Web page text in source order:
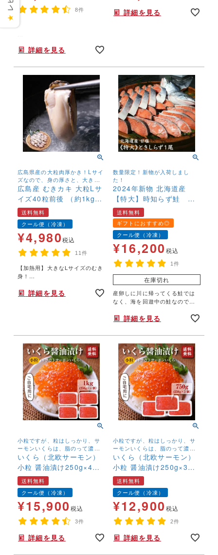
8件
詳細を見る
詳細を見る
広島県産の大粒肉厚かき！Lサイ
ズなので、身の厚さと、大きさ
が自慢！
広島産 むきカキ 大粒Lサ
イズ40粒前後 （約1kg）
送料無料 加熱用 牡蠣
かき カキ
送料無料
クール便（冷凍）
¥4,980税込
11件
【加熱用】大きなLサイズのむき
身！
分！詳細を見る
数量限定！新物が入荷しまし
た！
2024年新物 北海道産
【特大】時知らず鮭 １
尾 約2.5kg さけ サケ
冷凍便 ときしらず ト
キシラズ 時不知 高級
鮭 塩鮭 新巻鮭【送料無
料】
送料無料
ギフトにおすすめ◎
クール便（冷凍）
¥16,200 税込
1件
在庫切れ
産卵しに川に帰ってくる鮭では
なく、海を回遊中の鮭なので、
っと口の中でとろける美味しさ
ニエルに。
詳細を見る
小粒ですが、粒はしっかり、サ
ーモンいくらは、脂のって濃厚
な味わい 北欧サーモンの鮮度抜
群のいくらです
いくら（北欧サーモン）
小粒 醤油漬け250g×4個
(1kg) 【送料無料】
送料無料
クール便（冷凍）
¥15,900 税込
3件
詳細を見る
小粒ですが、粒はしっかり、サ
ーモンいくらは、脂のって濃厚
な味わい 北欧サーモンの鮮度抜
群のいくらです
いくら（北欧サーモン）
小粒 醤油漬け250g×3個
(750g) 【送料無料】
送料無料
クール便（冷凍）
¥12,900 税込
2件
詳細を見る
★